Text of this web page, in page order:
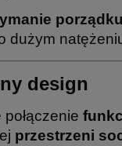
dużym
design
połączenie
przestrzeni